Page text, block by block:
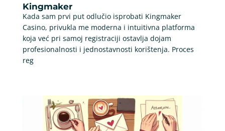
Kingmaker
Kada sam prvi put odlučio isprobati Kingmaker
Casino, privukla me moderna i intuitivna platforma
koja već pri samoj registraciji ostavlja dojam
profesionalnosti i jednostavnosti korištenja. Proces
reg